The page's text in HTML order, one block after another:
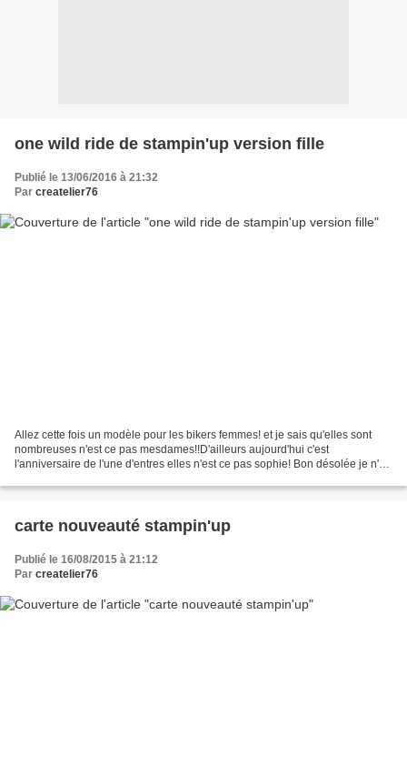
one wild ride de stampin'up version fille
Publié le 13/06/2016 à 21:32
Par createlier76
Allez cette fois un modèle pour les bikers femmes! et je sais qu'elles sont
nombreuses n'est ce pas mesdames!!D'ailleurs aujourd'hui c'est
l'anniversaire de l'une d'entres elles n'est ce pas sophie! Bon désolée je n'ai
carte nouveauté stampin'up
Publié le 16/08/2015 à 21:12
Par createlier76